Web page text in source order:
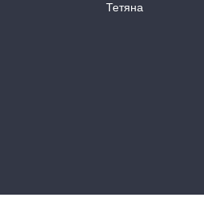
Тетяна